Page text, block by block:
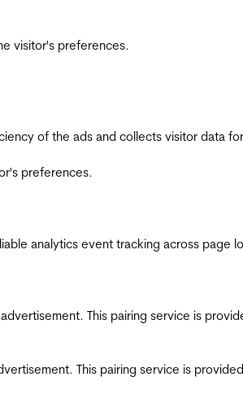
visitor's preferences.
of the ads and collects visitor data
preferences.
analytics event tracking across page
This pairing service is
This pairing service is